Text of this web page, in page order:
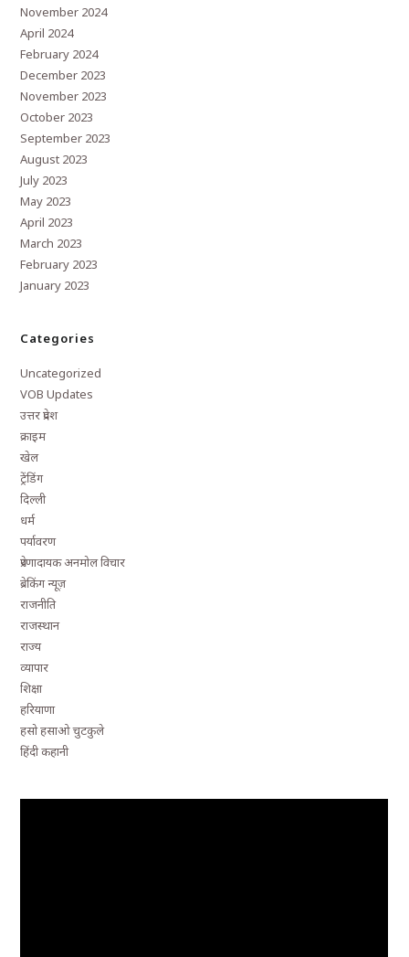
November 2024
April 2024
February 2024
December 2023
November 2023
October 2023
September 2023
August 2023
July 2023
May 2023
April 2023
March 2023
February 2023
January 2023
Categories
Uncategorized
VOB Updates
उत्तर प्रदेश
क्राइम
खेल
ट्रेंडिंग
दिल्ली
धर्म
पर्यावरण
प्रेरणादायक अनमोल विचार
ब्रेकिंग न्यूज़
राजनीति
राजस्थान
राज्य
व्यापार
शिक्षा
हरियाणा
हसो हसाओ चुटकुले
हिंदी कहानी